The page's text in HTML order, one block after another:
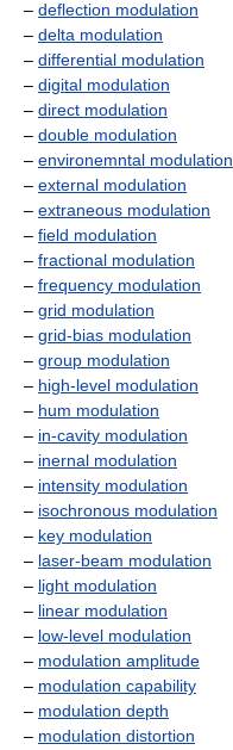
– deflection modulation
– delta modulation
– differential modulation
– digital modulation
– direct modulation
– double modulation
– environemntal modulation
– external modulation
– extraneous modulation
– field modulation
– fractional modulation
– frequency modulation
– grid modulation
– grid-bias modulation
– group modulation
– high-level modulation
– hum modulation
– in-cavity modulation
– inernal modulation
– intensity modulation
– isochronous modulation
– key modulation
– laser-beam modulation
– light modulation
– linear modulation
– low-level modulation
– modulation amplitude
– modulation capability
– modulation depth
– modulation distortion